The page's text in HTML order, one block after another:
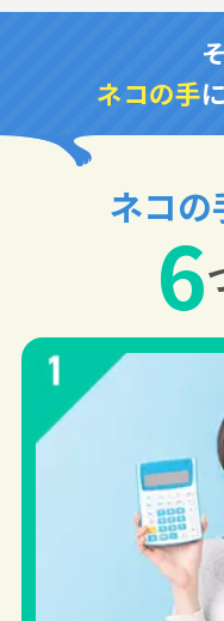
ネコの手
ネコの
6